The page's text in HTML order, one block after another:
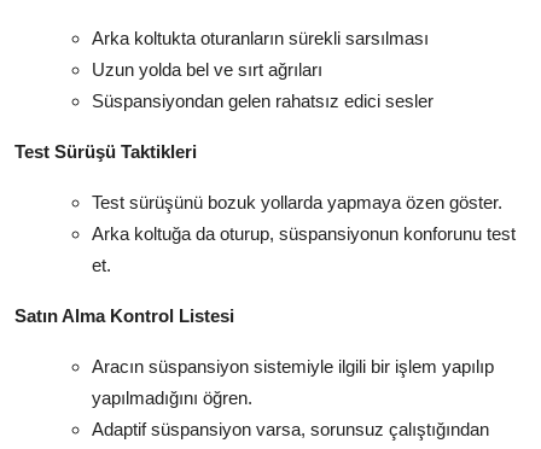
Arka koltukta oturanların sürekli sarsılması
Uzun yolda bel ve sırt ağrıları
Süspansiyondan gelen rahatsız edici sesler
Test Sürüşü Taktikleri
Test sürüşünü bozuk yollarda yapmaya özen göster.
Arka koltuğa da oturup, süspansiyonun konforunu test
et.
Satın Alma Kontrol Listesi
Aracın süspansiyon sistemiyle ilgili bir işlem yapılıp
yapılmadığını öğren.
Adaptif süspansiyon varsa, sorunsuz çalıştığından